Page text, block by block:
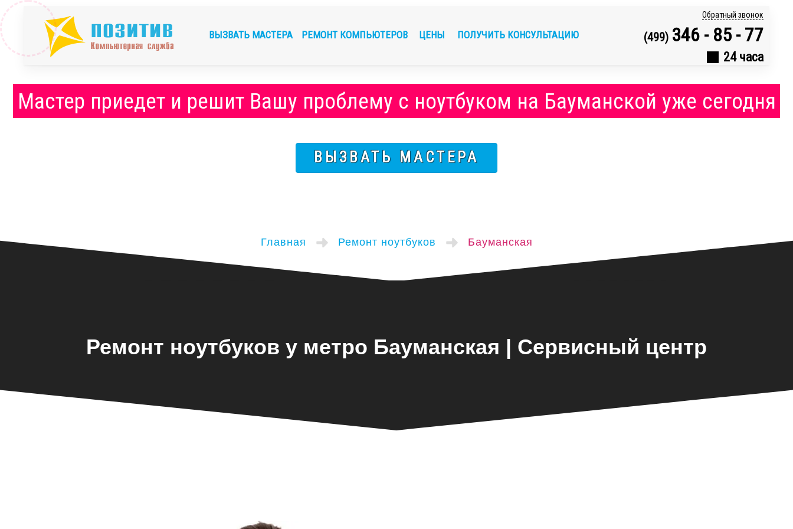
Обратный звонок
(499) 346 - 85 - 77
24 часа
ВЫЗВАТЬ МАСТЕРА РЕМОНТ КОМПЬЮТЕРОВ ЦЕНЫ ПОЛУЧИТЬ КОНСУЛЬТАЦИЮ
Мастер приедет и решит Вашу проблему с ноутбуком на Бауманской уже сегодня
ВЫЗВАТЬ МАСТЕРА
Главная Ремонт ноутбуков Бауманская
Ремонт ноутбуков у метро Бауманская | Сервисный центр